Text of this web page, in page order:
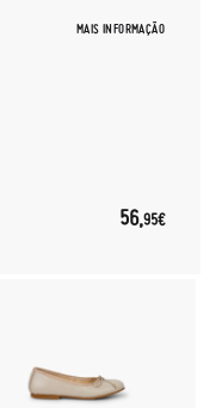
MAIS INFORMAÇÃO
56,95€